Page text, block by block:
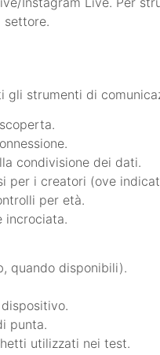
settore.
strumenti di
condivisione dei dati.
per i creatori (ove
per età.
incrociata.
quando disponibili).
punta.
utilizzati nei test.